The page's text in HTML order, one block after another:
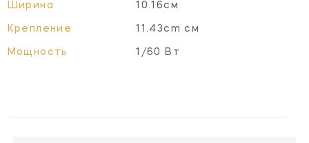
Ширина 10.16см
Крепление 11.43cm см
Мощность 1/60 Вт